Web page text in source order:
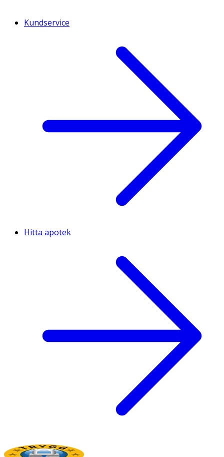
Kundservice
Hitta apotek